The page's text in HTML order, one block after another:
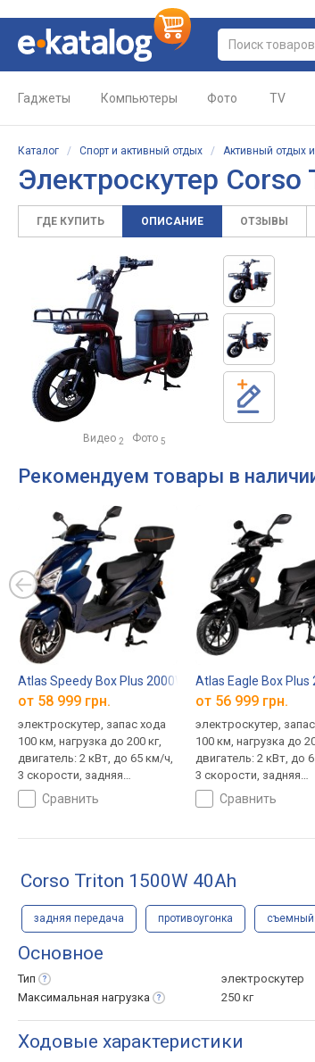
Гаджеты Компьютеры Фото TV
Каталог / Спорт и активный отдых / Активный отдых
Электроскутер
ГДЕ КУПИТЬ ОПИСАНИЕ ОТЗЫВЫ
Видео 2 Фото 5
Рекомендуем товары в
Atlas Speedy Box Plus 2000W
от 58 999 грн.
электроскутер, запас хода
100 км, нагрузка до 200 кг,
двигатель: 2 кВт, до 65 км/ч,
3 скорости, задняя
передача, тормоз: передний
дисковый, задний
противоугонка
сравнить
Atlas Eagle Box Plus
от 56 999 грн.
электроскутер,
100 км, нагрузка до
двигатель: 2 кВт, до
3 скорости, задняя
передача, круиз-
режим парковки,
дисковый,
аккумулятор
сравнить
Corso Triton 1500W 40Ah
задняя передача противоугонка съемный
Основное
Тип
электроскутер
Максимальная нагрузка 250 кг
Ходовые характеристики